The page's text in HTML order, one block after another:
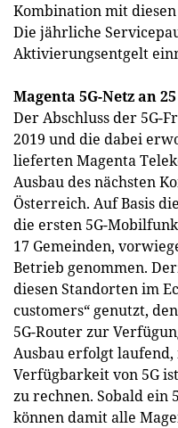
Kombination mit
Die jährliche
Aktivierungsentgelt
Magenta 5G-Netz an
Der Abschluss der 5G-
2019 und die dabei
lieferten Magenta
Ausbau des nächsten
Österreich. Auf Basis
die ersten 5G-
17 Gemeinden,
Betrieb genommen.
diesen Standorten im
customers“ genutzt,
5G-Router zur
Ausbau erfolgt
Verfügbarkeit von 5G
zu rechnen. Sobald ein
können damit alle